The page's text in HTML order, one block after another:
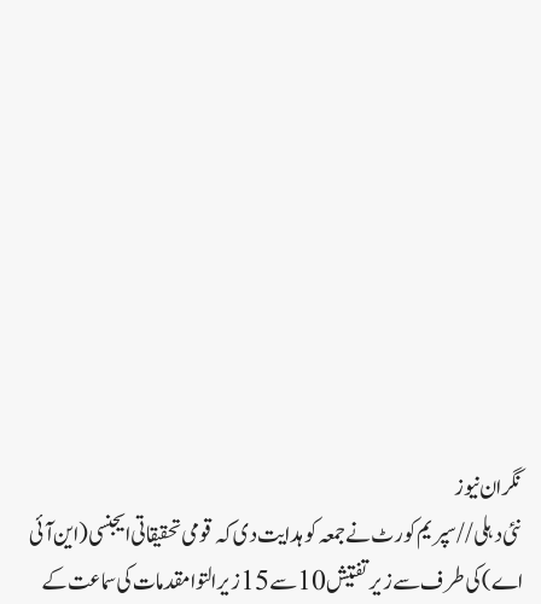
نگران نیوز
نئی دہلی//سپریم کورٹ نے جمعہ کو ہدایت دی کہ قومی تحقیقاتی ایجنسی (این آئی
اے)کی طرف سے زیر تفتیش 10 سے 15 زیر التوا مقدمات کی سماعت کے